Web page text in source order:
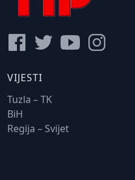
VIJESTI
Tuzla – TK
BiH
Regija – Svijet